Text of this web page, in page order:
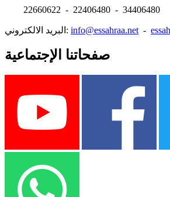
22660622 - 22406480 - 34406480
البريد الالكتروني: info@essahraa.net -
صفحاتنا الإجتماعية